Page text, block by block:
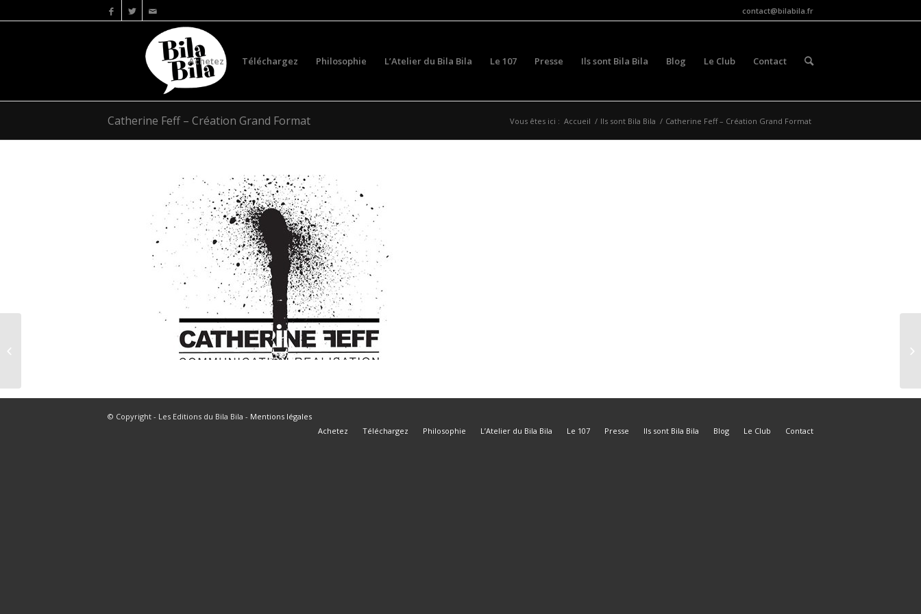
contact@bilabila.fr
Achetez Téléchargez Philosophie L’Atelier du Bila Bila Le 107 Presse Ils sont Bila Bila Blog Le Club Contact
Catherine Feff – Création Grand Format Vous êtes ici : Accueil / Ils sont Bila Bila / Catherine Feff – Création Grand Format
© Copyright - Les Editions du Bila Bila - Mentions légales
Achetez
Téléchargez Philosophie L’Atelier du Bila Bila Le 107 Presse Ils sont Bila Bila Blog Le Club Contact